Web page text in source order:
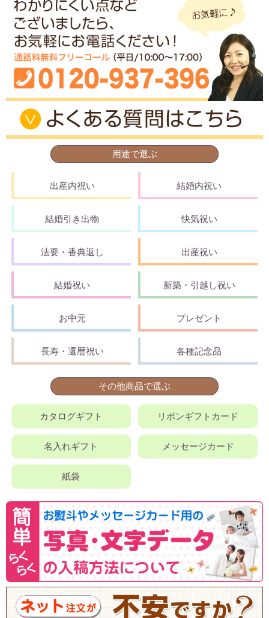
用途で選ぶ
出産内祝い 結婚内祝い
結婚引き出物 快気祝い
法要・香典返し 出産祝い
結婚祝い 新築・引越し祝い
お中元 プレゼント
長寿・還暦祝い 各種記念品
その他商品で選ぶ
カタログギフト リボンギフトカード
名入れギフト メッセージカード
紙袋